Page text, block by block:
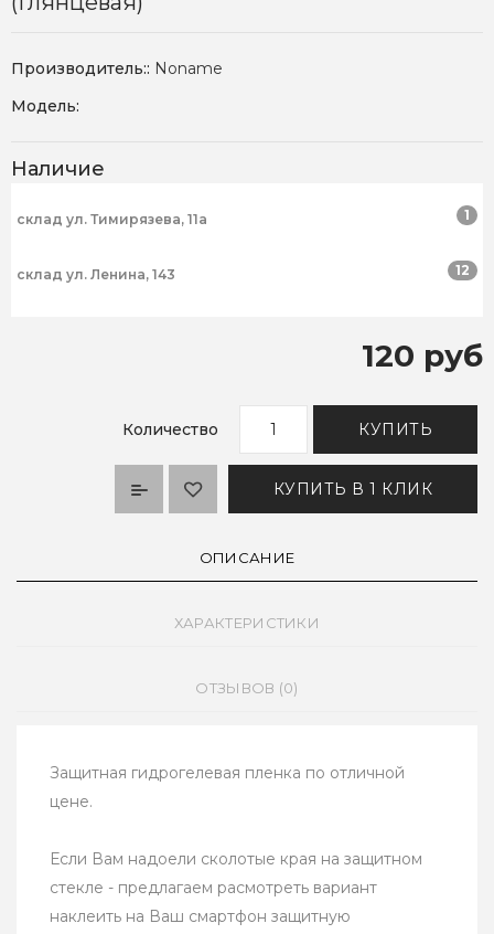
Производитель:: Noname
Модель:
Наличие
склад ул. Тимирязева, 11а 1
склад ул. Ленина, 143 12
120 руб
Количество КУПИТЬ
КУПИТЬ В 1 КЛИК
ОПИСАНИЕ
ХАРАКТЕРИСТИКИ
ОТЗЫВОВ (0)
Защитная гидрогелевая пленка по отличной
цене.
Если Вам надоели сколотые края на защитном
стекле - предлагаем расмотреть вариант
наклеить на Ваш смартфон защитную